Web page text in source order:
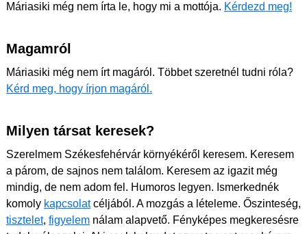
Máriasiki még nem írta le, hogy mi a mottója. Kérdezd meg!
Magamról
Máriasiki még nem írt magáról. Többet szeretnél tudni róla?
Kérd meg, hogy írjon magáról.
Milyen társat keresek?
Szerelmem Székesfehérvár környékéről keresem. Keresem
a párom, de sajnos nem találom. Keresem az igazit még
mindig, de nem adom fel. Humoros legyen. Ismerkednék
komoly kapcsolatcéljából. A mozgás a lételeme. Őszinteség,
tisztelet, figyelem nálam alapvető. Fényképes megkeresésre